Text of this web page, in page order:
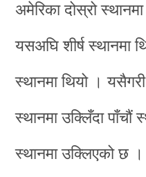
अमेरिका दोस्रो
यसअघि शीर्ष स्थानमा
स्थानमा थियो ।
स्थानमा उक्लिँदा पाँचौं
स्थानमा उक्लिएको छ ।